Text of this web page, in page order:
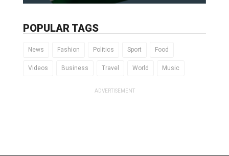
POPULAR TAGS
News Fashion Politics Sport Food
Videos Business Travel World Music
ADVERTISEMENT